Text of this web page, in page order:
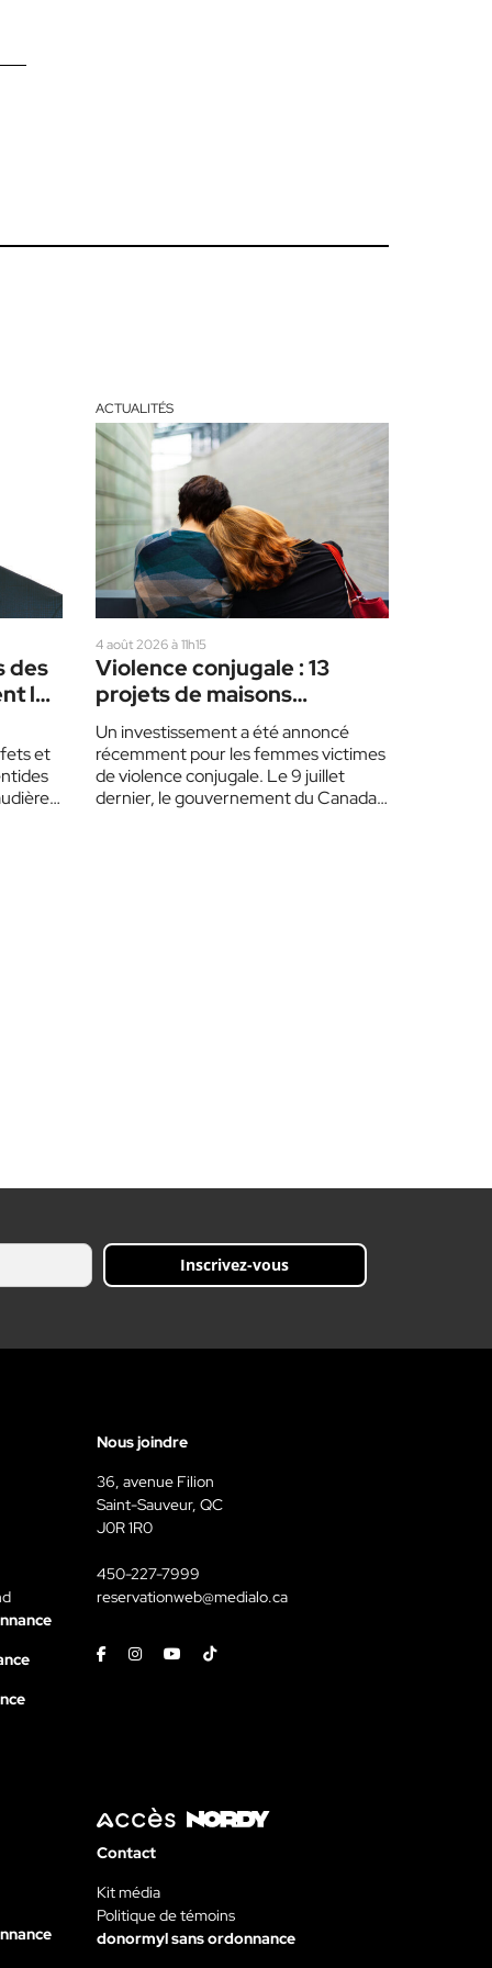
des
les
et
ACTUALITÉS
4 août 2026 à 11h15
Violence conjugale : 13
projets de maisons
d’hébergement, dont 2
dans les Laurentides
Un investissement a été annoncé
récemment pour les femmes victimes
de violence conjugale. Le 9 juillet
dernier, le gouvernement du Canada,
Inscrivez-vous
Nous joindre
36, avenue Filion
Saint-Sauveur, QC
J0R 1R0
450-227-7999
reservationweb@medialo.ca
FacebookInstagramYoutubeTiktok
Contact
Kit média
Politique de témoins
donormyl sans ordonnance